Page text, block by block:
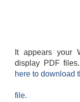
It appears your
display PDF files.
here to download
file.